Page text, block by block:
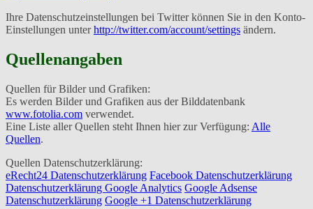
Ihre Datenschutzeinstellungen bei Twitter können Sie in den Konto-
Einstellungen unterhttp://twitter.com/account/settings ändern.
Quellenangaben
Quellen für Bilder und Grafiken:
Es werden Bilder und Grafiken aus der Bilddatenbank
www.fotolia.com verwendet.
Eine Liste aller Quellen steht Ihnen hier zur Verfügung: Alle
Quellen.
Quellen Datenschutzerklärung:
eRecht24 Datenschutzerklärung Facebook Datenschutzerklärung
Datenschutzerklärung Google Analytics Google Adsense
Datenschutzerklärung Google +1 Datenschutzerklärung